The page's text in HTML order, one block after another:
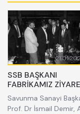
SSB BAŞKANI
FABRİKAMIZ
Savunma Sanayi
Prof. Dr İsmail Demir,